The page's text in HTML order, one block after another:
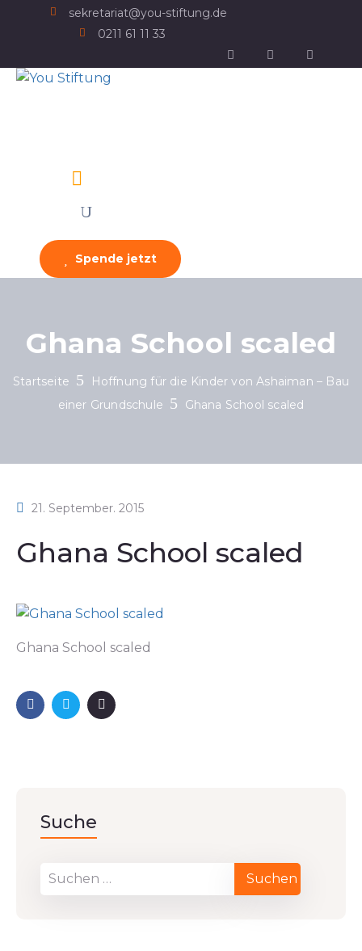
sekretariat@you-stiftung.de
0211 61 11 33
Spende jetzt
Ghana School scaled
Startseite
Hoffnung für die Kinder von Ashaiman – Bau
einer Grundschule
Ghana School scaled
21. September. 2015
Ghana School scaled
Ghana School scaled
Suche